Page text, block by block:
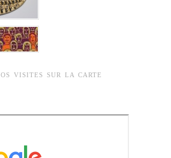
VISITES SUR LA CARTE